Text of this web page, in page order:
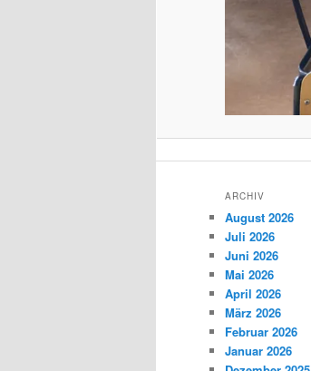
ARCHIV
August 2026
Juli 2026
Juni 2026
Mai 2026
April 2026
März 2026
Februar 2026
Januar 2026